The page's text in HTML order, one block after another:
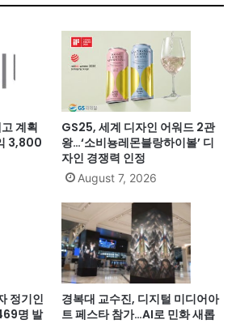
계획
3,800
GS25, 세계 디자인 어워드 2관
왕…‘소비뇽레몬블랑하이볼’ 디
자인 경쟁력 인정
August 7, 2026
정기인
명 발
경복대 교수진, 디지털 미디어아
트 페스타 참가…AI로 민화 새롭